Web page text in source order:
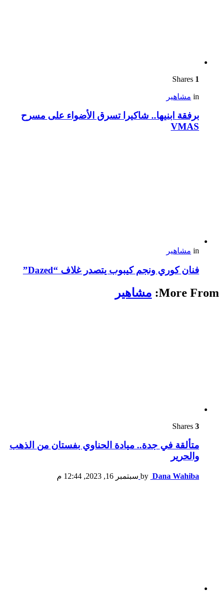
1
in مشاهير
برفقة ابنيها.. شاكيرا تسرق الأضواء على مسرح
VMAS
in مشاهير
فنان كوري ونجم كيبوب يتصدر غلاف “Dazed”
More From: مشاهير
3
متألقة في جدة.. ميادة الحناوي بفستان من الذهب
والحرير
by Dana Wahiba سبتمبر 16, 2023, 12:44 م